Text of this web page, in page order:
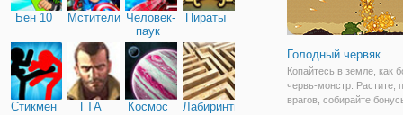
Бен 10 Мстители Человек-
паук
Пираты
Стикмен ГТА Космос Лабиринты
Голодный червяк
Копайтесь в земле, как
червь-монстр. Растите,
врагов, собирайте